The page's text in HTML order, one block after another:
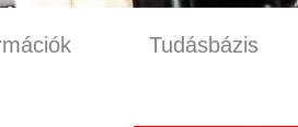
Tudásbázis